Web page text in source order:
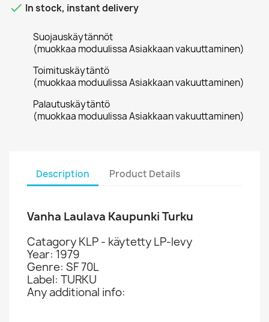
 In stock, instant delivery
Suojauskäytännöt
(muokkaa moduulissa Asiakkaan vakuuttaminen)
Toimituskäytäntö
(muokkaa moduulissa Asiakkaan vakuuttaminen)
Palautuskäytäntö
(muokkaa moduulissa Asiakkaan vakuuttaminen)
Description Product Details
Vanha Laulava Kaupunki Turku
Catagory KLP - käytetty LP-levy
Year: 1979
Genre: SF 70L
Label: TURKU
Any additional info: